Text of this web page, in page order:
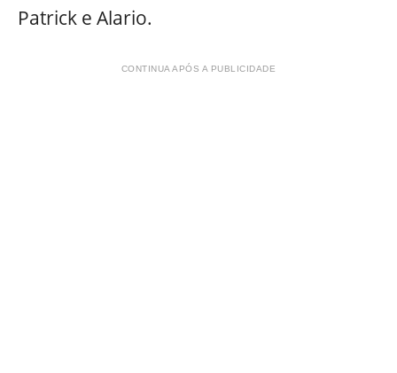
Patrick e Alario.
CONTINUA APÓS A PUBLICIDADE